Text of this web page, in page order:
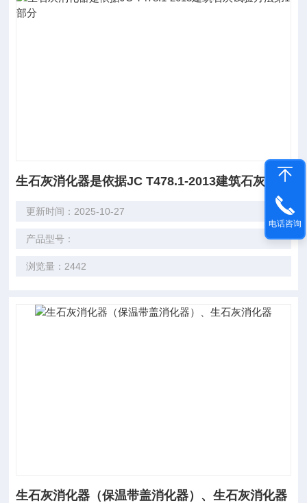
生石灰消化器是依据JC T478.1-2013建筑石灰试验方法第1部分
更新时间：2025-10-27
产品型号：
浏览量：2442
生石灰消化器（保温带盖消化器）、生石灰消化器
电话咨询